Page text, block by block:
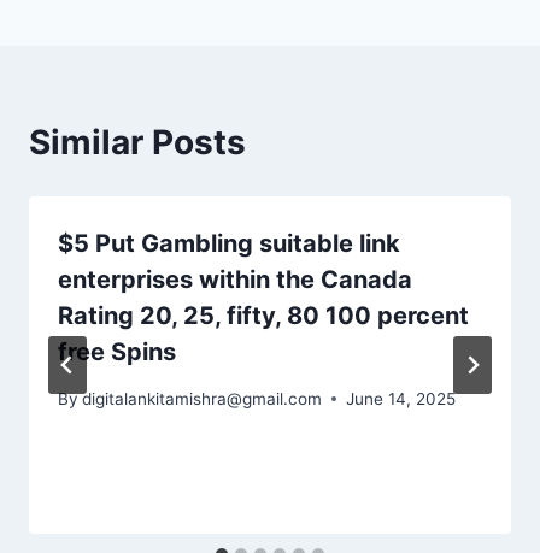
Similar Posts
$5 Put Gambling suitable link
enterprises within the Canada
Rating 20, 25, fifty, 80 100 percent
free Spins
Bydigitalankitamishra@gmail.com June 14, 2025